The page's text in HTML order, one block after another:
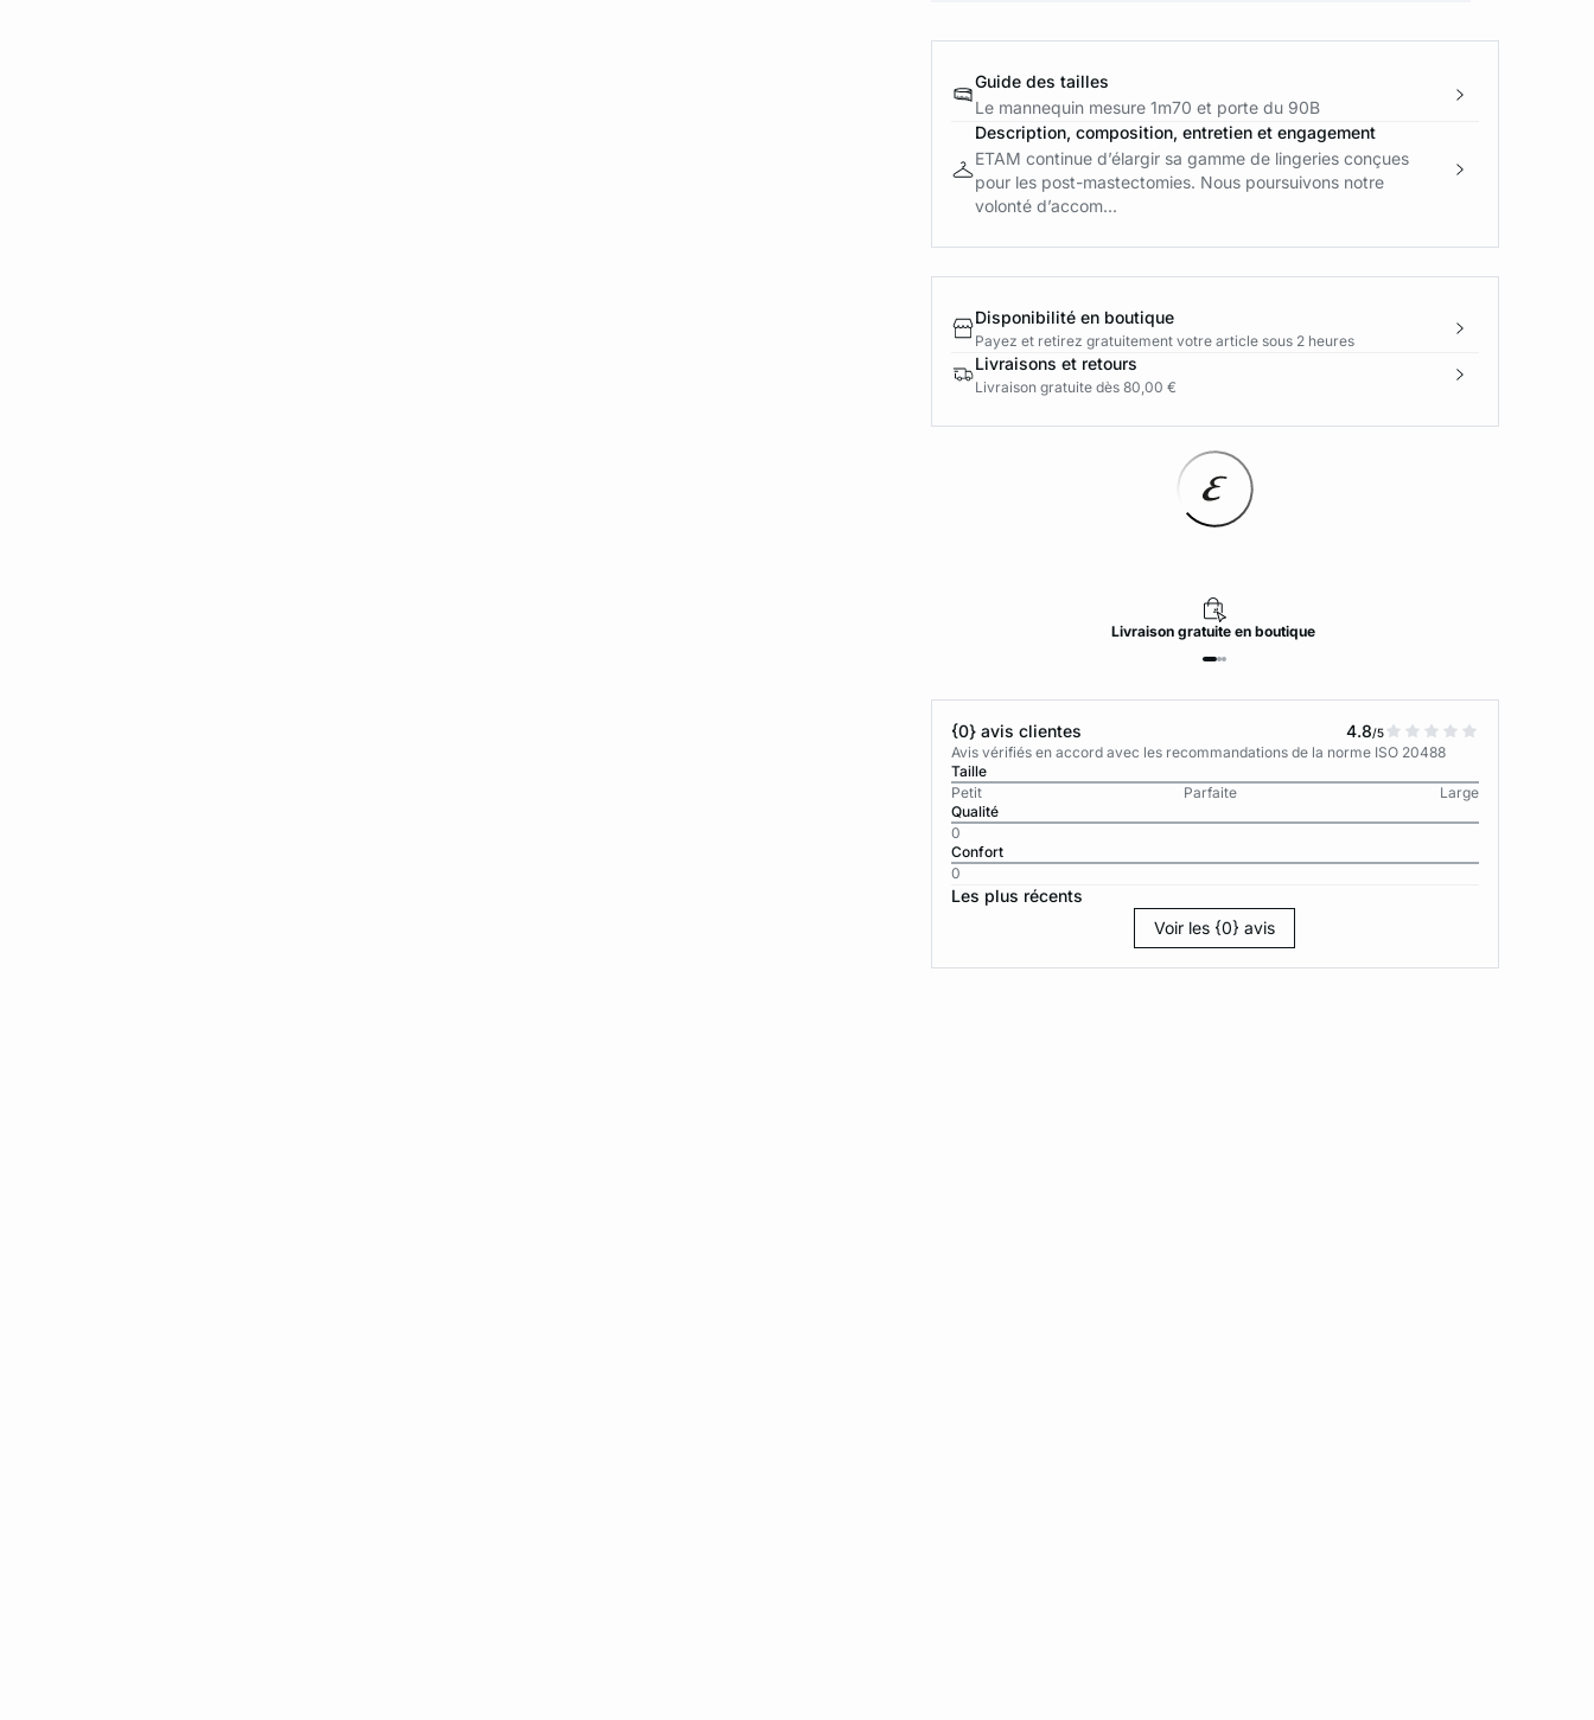
Guide des tailles
Le mannequin mesure 1m70 et porte du 90B
Description, composition, entretien et engagement
ETAM continue d’élargir sa gamme de lingeries conçues
pour les post-mastectomies. Nous poursuivons notre
volonté d’accom...
Disponibilité en boutique
Payez et retirez gratuitement votre article sous 2 heures
Livraisons et retours
Livraison gratuite dès 80,00 €
Livraison gratuite en boutique
{0} avis clientes 4.8/5
Avis vérifiés en accord avec les recommandations de la norme ISO 20488
Taille
Petit
Parfaite
Large
Qualité
0
Confort
0
Les plus récents
Voir les {0} avis